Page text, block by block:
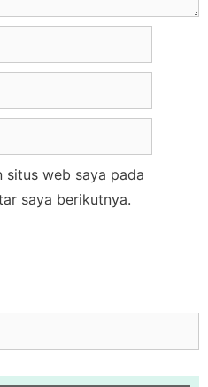
situs web saya pada
saya berikutnya.